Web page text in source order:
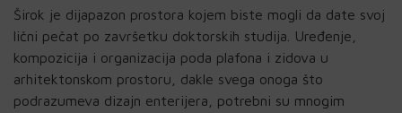
Širok je dijapazon prostora kojem biste mogli da date svoj
lični pečat po završetku doktorskih studija. Uređenje,
kompozicija i organizacija poda plafona i zidova u
arhitektonskom prostoru, dakle svega onoga što
podrazumeva dizajn enterijera, potrebni su mnogim